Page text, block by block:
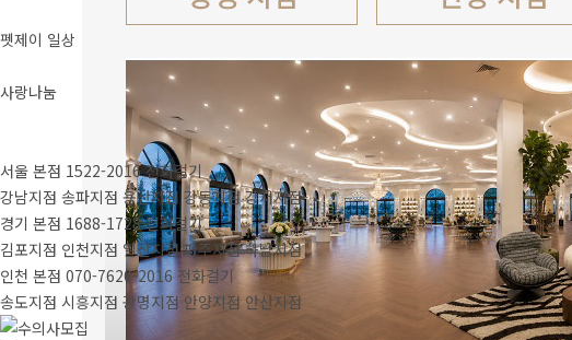
펫제이 일상
사랑나눔
서울 본점 1522-2016 전화걸기
강남지점 송파지점 용산지점 강동지점 강서지점
경기 본점 1688-1728 전화걸기
김포지점 인천지점 일산지점 파주지점 하남지점
인천 본점 070-7620-2016 전화걸기
송도지점 시흥지점 광명지점 안양지점 안산지점